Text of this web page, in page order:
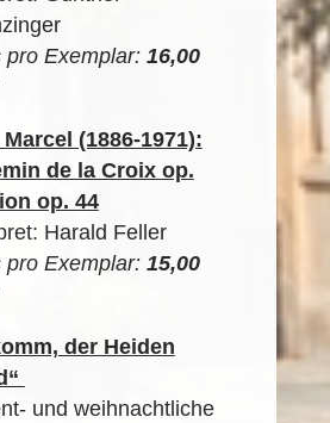
pro Exemplar: 16,00
(1886-1971):
de la Croix op.
op. 44
Harald Feller
pro Exemplar: 15,00
der Heiden
und weihnachtliche